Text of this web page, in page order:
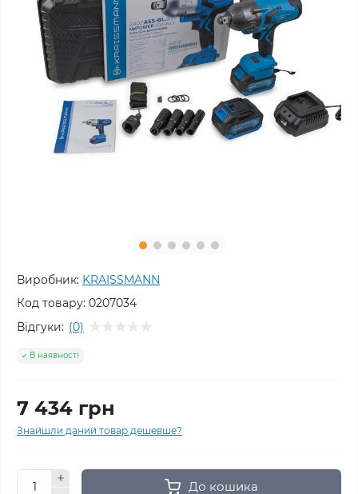
Виробник: KRAISSMANN
Код товару: 0207034
Відгуки: (0)
В наявності
7 434 грн
Знайшли даний товар дешевше?
До кошика